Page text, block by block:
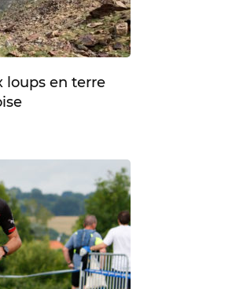
loups en terre